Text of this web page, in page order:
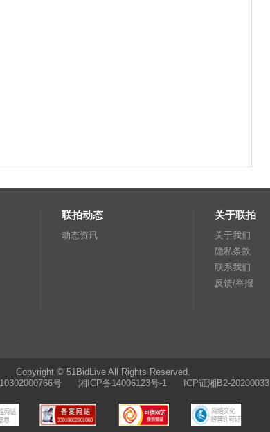
联拍动态
动态资讯
关于联拍
关于我们
隐私条款
联系我们
反馈/举报
Copyright © 51BidLive All Rights Reserved.
号 湘ICP备14006123号-1 ICP证湘B2-20200033